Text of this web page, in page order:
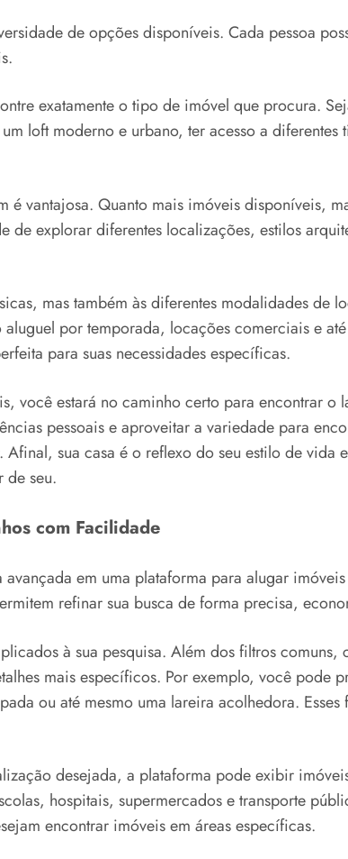
de opções disponíveis. Cada pessoa
exatamente o tipo de imóvel que procura.
loft moderno e urbano, ter acesso a diferentes
vantajosa. Quanto mais imóveis disponíveis,
de explorar diferentes localizações, estilos
mas também às diferentes modalidades de
por temporada, locações comerciais e
para suas necessidades específicas.
estará no caminho certo para encontrar o
pessoais e aproveitar a variedade para
sua casa é o reflexo do seu estilo de vida
de seu.
com Facilidade
em uma plataforma para alugar
refinar sua busca de forma precisa,
à sua pesquisa. Além dos filtros
mais específicos. Por exemplo, você pode
ou até mesmo uma lareira acolhedora.
desejada, a plataforma pode exibir
hospitais, supermercados e transporte
encontrar imóveis em áreas específicas.